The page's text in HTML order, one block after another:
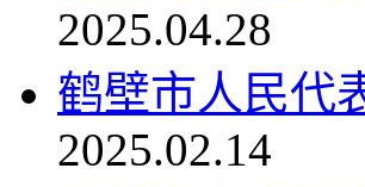
2025.04.28
鹤壁市人民代
2025.02.14